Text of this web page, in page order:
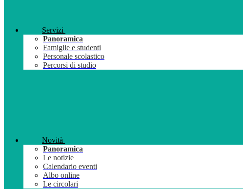
Servizi
Panoramica
Famiglie e studenti
Personale scolastico
Percorsi di studio
Novità
Panoramica
Le notizie
Calendario eventi
Albo online
Le circolari